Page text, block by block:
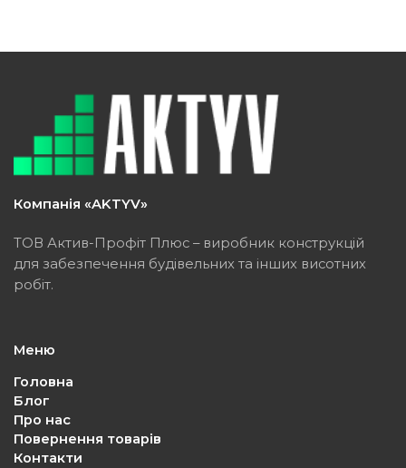
Компанія «AKTYV»
ТОВ Актив-Профіт Плюс – виробник конструкцій
для забезпечення будівельних та інших висотних
робіт.
Меню
Головна
Блог
Про нас
Повернення товарів
Контакти